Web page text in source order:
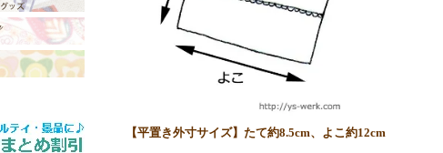
【平置き外寸サイズ】たて約8.5cm、よこ約12cm